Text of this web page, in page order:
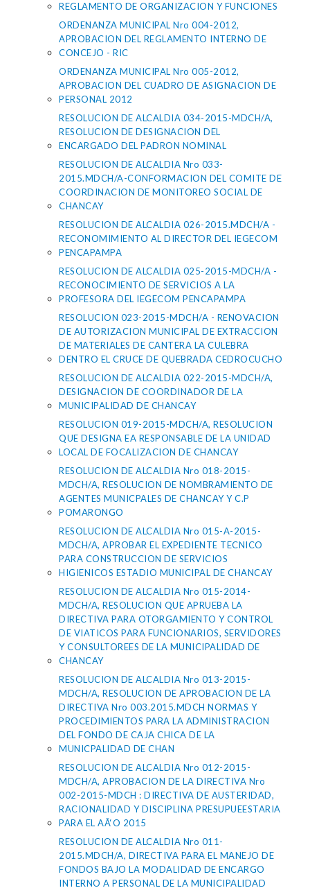
REGLAMENTO DE ORGANIZACION Y FUNCIONES
ORDENANZA MUNICIPAL Nro 004-2012,
APROBACION DEL REGLAMENTO INTERNO DE
CONCEJO - RIC
ORDENANZA MUNICIPAL Nro 005-2012,
APROBACION DEL CUADRO DE ASIGNACION DE
PERSONAL 2012
RESOLUCION DE ALCALDIA 034-2015-MDCH/A,
RESOLUCION DE DESIGNACION DEL
ENCARGADO DEL PADRON NOMINAL
RESOLUCION DE ALCALDIA Nro 033-
2015.MDCH/A-CONFORMACION DEL COMITE DE
COORDINACION DE MONITOREO SOCIAL DE
CHANCAY
RESOLUCION DE ALCALDIA 026-2015.MDCH/A -
RECONOMIMIENTO AL DIRECTOR DEL IEGECOM
PENCAPAMPA
RESOLUCION DE ALCALDIA 025-2015-MDCH/A -
RECONOCIMIENTO DE SERVICIOS A LA
PROFESORA DEL IEGECOM PENCAPAMPA
RESOLUCION 023-2015-MDCH/A - RENOVACION
DE AUTORIZACION MUNICIPAL DE EXTRACCION
DE MATERIALES DE CANTERA LA CULEBRA
DENTRO EL CRUCE DE QUEBRADA CEDROCUCHO
RESOLUCION DE ALCALDIA 022-2015-MDCH/A,
DESIGNACION DE COORDINADOR DE LA
MUNICIPALIDAD DE CHANCAY
RESOLUCION 019-2015-MDCH/A, RESOLUCION
QUE DESIGNA EA RESPONSABLE DE LA UNIDAD
LOCAL DE FOCALIZACION DE CHANCAY
RESOLUCION DE ALCALDIA Nro 018-2015-
MDCH/A, RESOLUCION DE NOMBRAMIENTO DE
AGENTES MUNICPALES DE CHANCAY Y C.P
POMARONGO
RESOLUCION DE ALCALDIA Nro 015-A-2015-
MDCH/A, APROBAR EL EXPEDIENTE TECNICO
PARA CONSTRUCCION DE SERVICIOS
HIGIENICOS ESTADIO MUNICIPAL DE CHANCAY
RESOLUCION DE ALCALDIA Nro 015-2014-
MDCH/A, RESOLUCION QUE APRUEBA LA
DIRECTIVA PARA OTORGAMIENTO Y CONTROL
DE VIATICOS PARA FUNCIONARIOS, SERVIDORES
Y CONSULTOREES DE LA MUNICIPALIDAD DE
CHANCAY
RESOLUCION DE ALCALDIA Nro 013-2015-
MDCH/A, RESOLUCION DE APROBACION DE LA
DIRECTIVA Nro 003.2015.MDCH NORMAS Y
PROCEDIMIENTOS PARA LA ADMINISTRACION
DEL FONDO DE CAJA CHICA DE LA
MUNICPALIDAD DE CHAN
RESOLUCION DE ALCALDIA Nro 012-2015-
MDCH/A, APROBACION DE LA DIRECTIVA Nro
002-2015-MDCH : DIRECTIVA DE AUSTERIDAD,
RACIONALIDAD Y DISCIPLINA PRESUPUEESTARIA
PARA EL AÃ‘O 2015
RESOLUCION DE ALCALDIA Nro 011-
2015.MDCH/A, DIRECTIVA PARA EL MANEJO DE
FONDOS BAJO LA MODALIDAD DE ENCARGO
INTERNO A PERSONAL DE LA MUNICIPALIDAD